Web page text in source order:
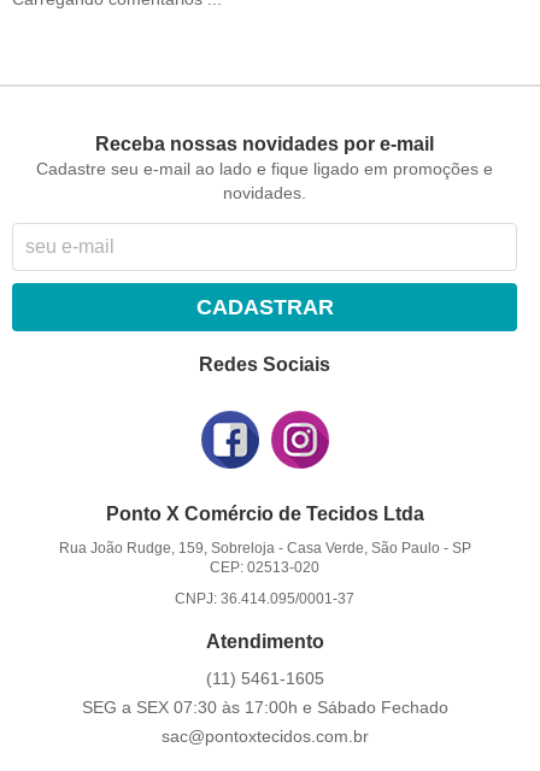
Receba nossas novidades por e-mail
Cadastre seu e-mail ao lado e fique ligado em promoções e
novidades.
CADASTRAR
Redes Sociais
Ponto X Comércio de Tecidos Ltda
Rua João Rudge, 159, Sobreloja- Casa Verde, São Paulo - SP
CEP: 02513-020
CNPJ: 36.414.095/0001-37
Atendimento
(11) 5461-1605
SEG a SEX 07:30 às 17:00h e Sábado Fechado
sac@pontoxtecidos.com.br